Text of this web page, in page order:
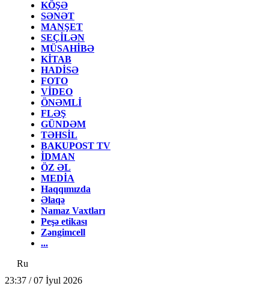
KÖŞƏ
SƏNƏT
MANŞET
SEÇİLƏN
MÜSAHİBƏ
KİTAB
HADİSƏ
FOTO
VİDEO
ÖNƏMLİ
FLƏŞ
GÜNDƏM
TƏHSİL
BAKUPOST TV
İDMAN
ÖZ ƏL
MEDİA
Haqqımızda
Əlaqə
Namaz Vaxtları
Peşə etikası
Zəngimcell
...
Ru
23:37 / 07 İyul 2026